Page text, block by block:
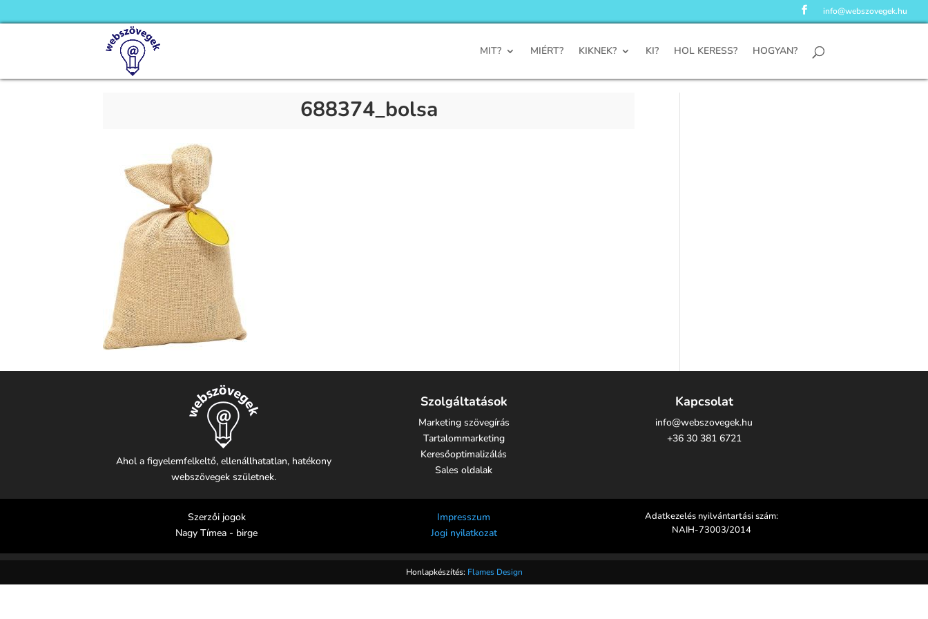
info@webszovegek.hu
MIT? MIÉRT? KIKNEK? KI? HOL KERESS? HOGYAN?
688374_bolsa
Ahol a figyelemfelkeltő, ellenállhatatlan, hatékony
webszövegek születnek.
Szolgáltatások
Marketing szövegírás
Tartalommarketing
Keresőoptimalizálás
Sales oldalak
Kapcsolat
info@webszovegek.hu
+36 30 381 6721
Szerzői jogok
Nagy Tímea - birge
Impresszum
Jogi nyilatkozat
Adatkezelés nyilvántartási szám:
NAIH-73003/2014
Honlapkészítés: Flames Design